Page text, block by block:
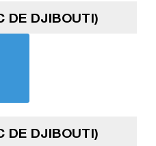
DE DJIBOUTI)
DE DJIBOUTI)